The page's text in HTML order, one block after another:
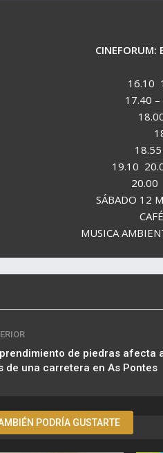
CINEFORUM:
16.10
17.40 –
19.10 
20.00
SÁBADO 12
MUSICA
de piedras afecta
de una carretera en As Pontes
PODRÍA GUSTARTE